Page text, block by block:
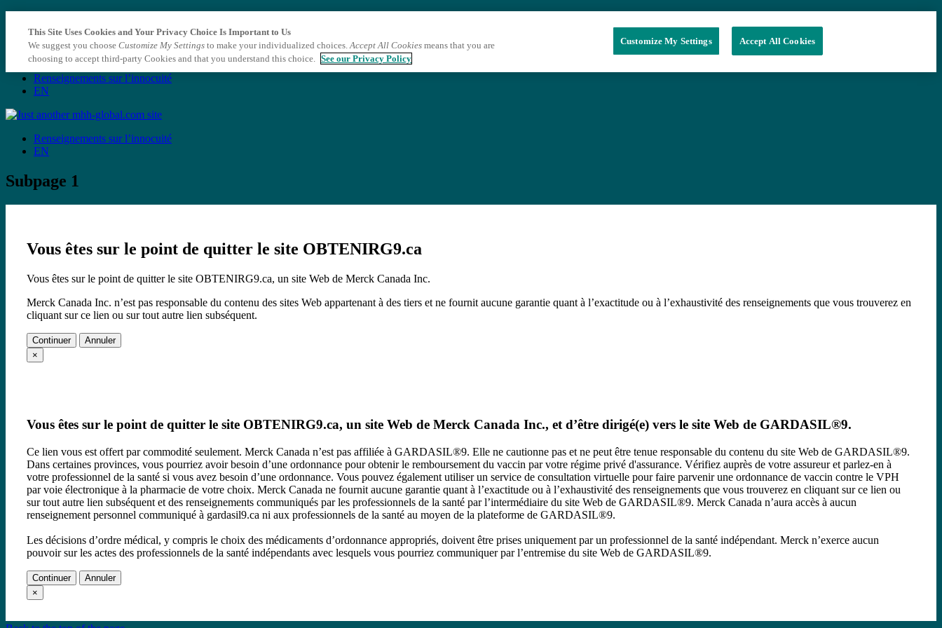
Renseignements sur l’innocuité
EN
Renseignements sur l’innocuité
EN
Subpage 1
Vous êtes sur le point de quitter le site OBTENIRG9.ca
Vous êtes sur le point de quitter le site OBTENIRG9.ca, un site Web de Merck Canada Inc.
Merck Canada Inc. n’est pas responsable du contenu des sites Web appartenant à des tiers et ne fournit aucune garantie quant à l’exactitude ou à l’exhaustivité des renseignements que vous trouverez en
cliquant sur ce lien ou sur tout autre lien subséquent.
Continuer
Annuler
×
Vous êtes sur le point de quitter le site OBTENIRG9.ca, un site Web de Merck Canada Inc., et d’être dirigé(e) vers le site Web de GARDASIL®9.
Ce lien vous est offert par commodité seulement. Merck Canada n’est pas affiliée à GARDASIL®9. Elle ne cautionne pas et ne peut être tenue responsable du contenu du site Web de GARDASIL®9.
Dans certaines provinces, vous pourriez avoir besoin d’une ordonnance pour obtenir le remboursement du vaccin par votre régime privé d'assurance. Vérifiez auprès de votre assureur et parlez-en à
votre professionnel de la santé si vous avez besoin d’une ordonnance. Vous pouvez également utiliser un service de consultation virtuelle pour faire parvenir une ordonnance de vaccin contre le VPH
par voie électronique à la pharmacie de votre choix. Merck Canada ne fournit aucune garantie quant à l’exactitude ou à l’exhaustivité des renseignements que vous trouverez en cliquant sur ce lien ou
sur tout autre lien subséquent et des renseignements communiqués par les professionnels de la santé par l’intermédiaire du site Web de GARDASIL®9. Merck Canada n’aura accès à aucun
renseignement personnel communiqué à gardasil9.ca ni aux professionnels de la santé au moyen de la plateforme de GARDASIL®9.
Les décisions d’ordre médical, y compris le choix des médicaments d’ordonnance appropriés, doivent être prises uniquement par un professionnel de la santé indépendant. Merck n’exerce aucun
pouvoir sur les actes des professionnels de la santé indépendants avec lesquels vous pourriez communiquer par l’entremise du site Web de GARDASIL®9.
Continuer
Annuler
×
This Site Uses Cookies and Your Privacy Choice Is Important to Us
We suggest you choose Customize My Settings to make your individualized choices.Accept All Cookies means that you are
choosing to accept third-party Cookies and that you understand this choice. See our Privacy Policy
Customize My Settings Accept All Cookies